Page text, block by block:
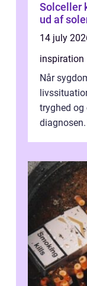
Solceller
ud af
14 july
inspiration
Når
tryghed og